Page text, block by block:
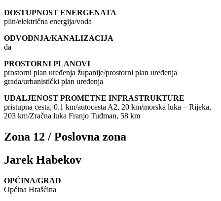
DOSTUPNOST ENERGENATA
plin/električna energija/voda
ODVODNJA/KANALIZACIJA
da
PROSTORNI PLANOVI
prostorni plan uređenja županije/prostorni plan uređenja
grada/urbanistički plan uređenja
UDALJENOST PROMETNE INFRASTRUKTURE
pristupna cesta, 0.1 km/autocesta A2, 20 km/morska luka – Rijeka,
203 km/Zračna luka Franjo Tuđman, 58 km
Zona 12 / Poslovna zona
Jarek Habekov
OPĆINA/GRAD
Općina Hrašćina